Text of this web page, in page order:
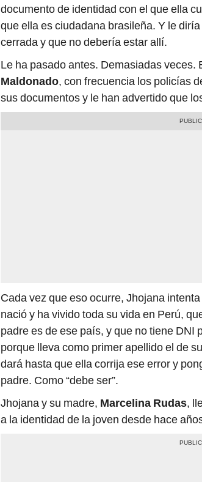
documento de identidad con el que ella
que ella es ciudadana brasileña. Y le
cerrada y que no debería estar allí.
Le ha pasado antes. Demasiadas veces.
Maldonado, con frecuencia los policías
sus documentos y le han advertido que
Cada vez que eso ocurre, Jhojana
nació y ha vivido toda su vida en Perú,
padre es de ese país, y que no tiene DNI
porque lleva como primer apellido el de
dará hasta que ella corrija ese error y
padre. Como “debe ser”.
Jhojana y su madre, Marcelina Rudas,
a la identidad de la joven desde hace